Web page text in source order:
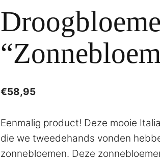
€58,95
Eenmalig product! Deze mooie
die we tweedehands vonden
zonnebloemen. Deze